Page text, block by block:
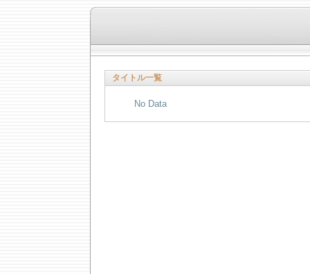
タイトル一覧
No Data